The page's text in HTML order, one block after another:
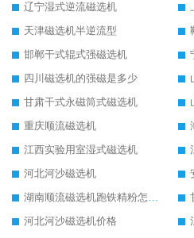
辽宁湿式逆流磁选机
天津磁选机半逆流型
邯郸干式辊式强磁选机
四川磁选机的强磁是多少
甘肃干式永磁筒式磁选机
重庆顺流磁选机
江西实验用室湿式磁选机
河北河沙磁选机
湖南顺流磁选机跑铁精粉怎么处理
河北河沙磁选机价格